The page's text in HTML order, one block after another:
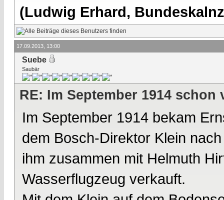
(Ludwig Erhard,
17.09.2013, 13:00
Suebe
Saubär
RE: Im September 1914 schon
Im September 1914 bekam
dem Bosch-Direktor Klein
ihm zusammen mit Helmuth
Wasserflugzeug verkauft.